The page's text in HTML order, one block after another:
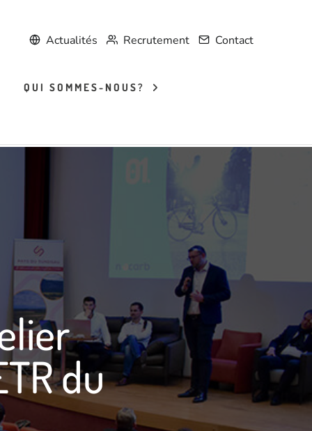
Actualités Recrutement Contact
QUI SOMMES-NOUS?
du